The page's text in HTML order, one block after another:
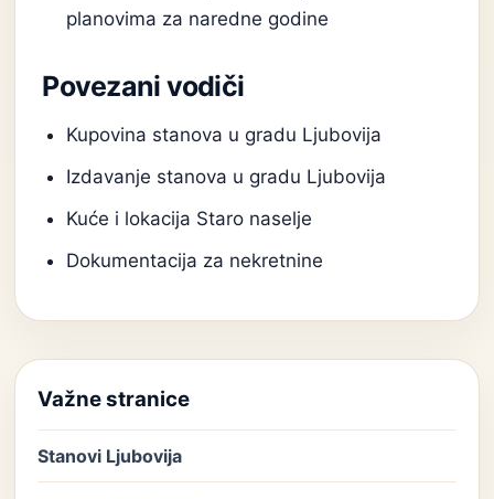
planovima za naredne godine
Povezani vodiči
Kupovina stanova u gradu Ljubovija
Izdavanje stanova u gradu Ljubovija
Kuće i lokacija Staro naselje
Dokumentacija za nekretnine
Važne stranice
Stanovi Ljubovija